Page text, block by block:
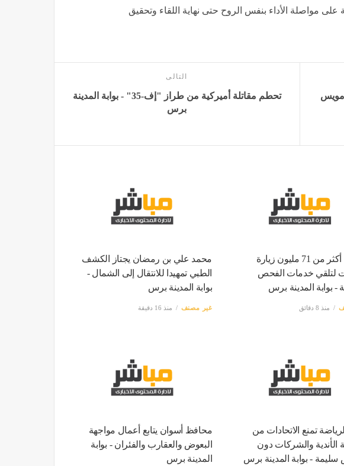
على مواصلة الأداء بنفس الروح حتى نهاية اللقاء وتحقيق
مويس
التالى
تحطم مقاتلة أميركية من طراز "إف-35" - بوابة المدينة
برس
الصحة: أكثر من 71 مليون زيارة
لتلقي خدمات الفحص
- بوابة المدينة برس
منذ 8 دقائق
محمد علي بن رمضان يجتاز الكشف
الطبي تمهيدا للانتقال إلى الشمال -
بوابة المدينة برس
غير مصنف منذ 16 دقيقة
تمنع الاتحادات من
الأندية والشركات دون
سليمة - بوابة المدينة برس
محافظ أسوان يتابع أعمال مواجهة
البعوض والعقارب والفئران - بوابة
المدينة برس